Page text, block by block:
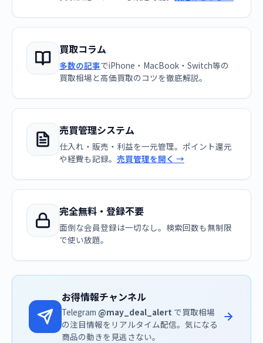
買取コラム
多数の記事でiPhone・MacBook・Switch等の
買取相場と高価買取のコツを徹底解説。
売買管理システム
仕入れ・販売・利益を一元管理。ポイント還元
や経費も記録。 売買管理を開く →
完全無料・登録不要
面倒な会員登録は一切なし。検索回数も無制限
で使い放題。
お得情報チャンネル
Telegram @may_deal_alert で買取相場
の注目情報をリアルタイム配信。気になる
商品の動きを見逃さない。